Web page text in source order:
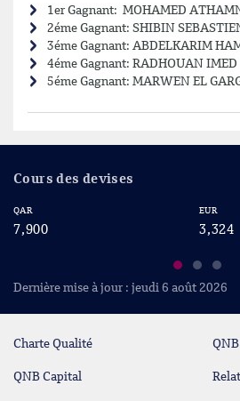
1er Gagnant: MOHAMED
2éme Gagnant: SHIBIN
3éme Gagnant: ABDELKARIM
4éme Gagnant: RADHOUAN IMED
5éme Gagnant: MARWEN EL
Cours des devises
QAR
7,900
EUR
3,324
Dernière mise à jour : jeudi 6 août 2026
Charte Qualité
QNB Capital